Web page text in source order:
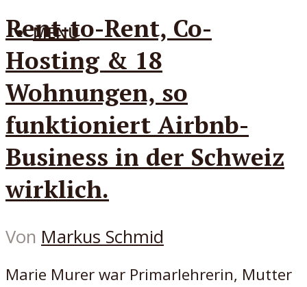
MENÜ
Rent-to-Rent, Co-
Hosting & 18
Wohnungen, so
funktioniert Airbnb-
Business in der Schweiz
wirklich.
Von Markus Schmid
Marie Murer war Primarlehrerin, Mutter